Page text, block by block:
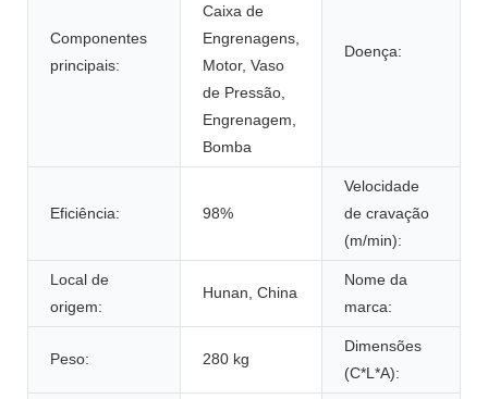
Componentes
principais:
Caixa de
Engrenagens,
Motor, Vaso
de Pressão,
Engrenagem,
Bomba
Doença:
Eficiência: 98%
Velocidade
de cravação
(m/min):
Local de
origem:
Hunan, China
Nome da
marca:
Peso: 280 kg
Dimensões
(C*L*A):